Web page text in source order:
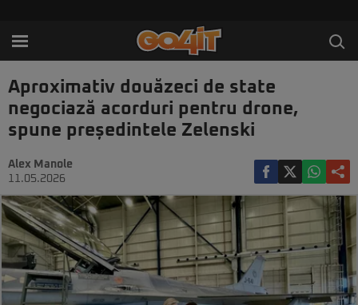
Aproximativ douăzeci de state
negociază acorduri pentru drone,
spune președintele Zelenski
Alex Manole
11.05.2026